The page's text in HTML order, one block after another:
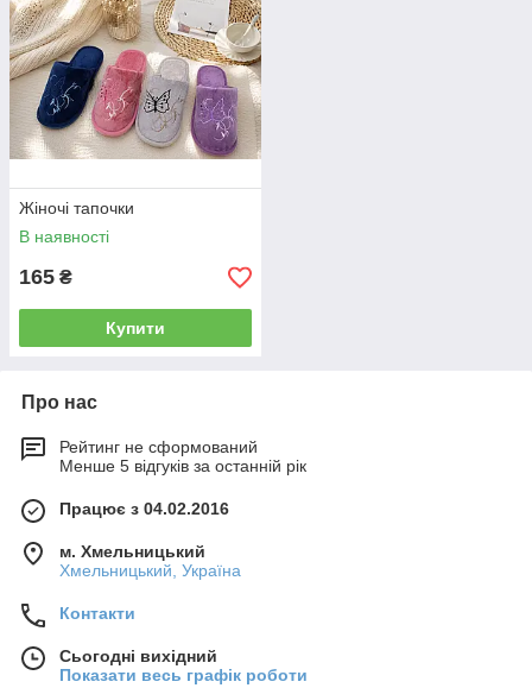
Жіночі тапочки
В наявності
165 ₴
Купити
Про нас
Рейтинг не сформований
Менше 5 відгуків за останній рік
Працює з 04.02.2016
м. Хмельницький
Хмельницький, Україна
Контакти
Сьогодні вихідний
Показати весь графік роботи